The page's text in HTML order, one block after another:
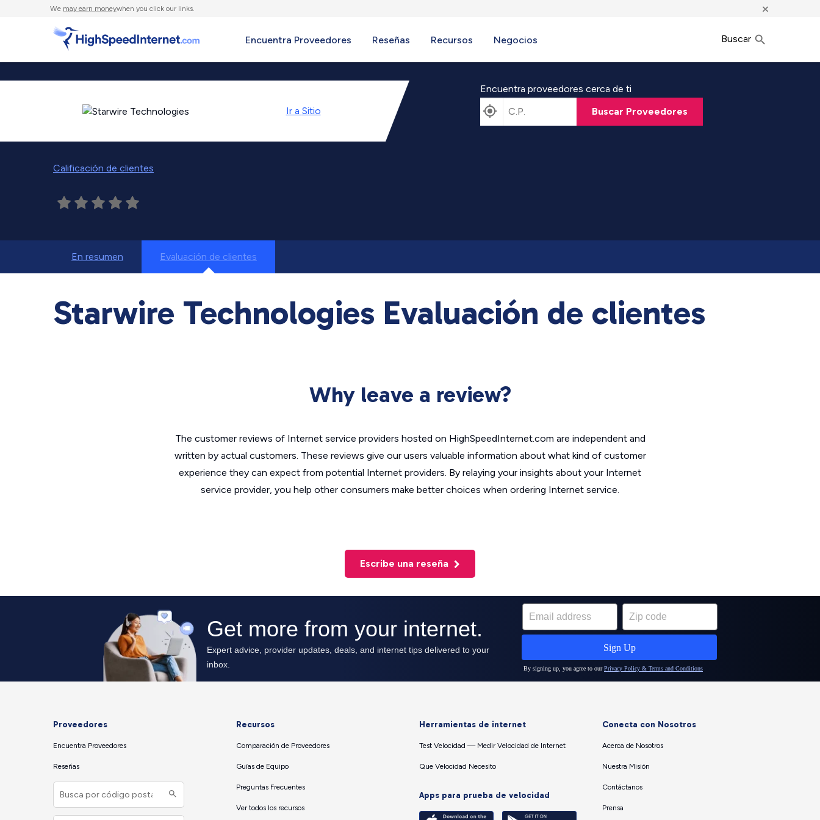
We may earn moneywhen you click our links. ×
Encuentra Proveedores Reseñas Recursos Negocios Buscar
Ir a Sitio
Calificación de clientes
Encuentra proveedores cerca de ti
Buscar Proveedores
En resumen Evaluación de clientes
Starwire Technologies Evaluación de clientes
Why leave a review?
The customer reviews of Internet service providers hosted on HighSpeedInternet.com are independent and
written by actual customers. These reviews give our users valuable information about what kind of customer
experience they can expect from potential Internet providers. By relaying your insights about your Internet
service provider, you help other consumers make better choices when ordering Internet service.
Escribe una reseña
Proveedores
Encuentra Proveedores
Reseñas
Recursos
Comparación de Proveedores
Guías de Equipo
Preguntas Frecuentes
Ver todos los recursos
Herramientas de internet
Test Velocidad — Medir Velocidad de Internet
Que Velocidad Necesito
Apps para prueba de velocidad
Conecta con Nosotros
Acerca de Nosotros
Nuestra Misión
Contáctanos
Prensa